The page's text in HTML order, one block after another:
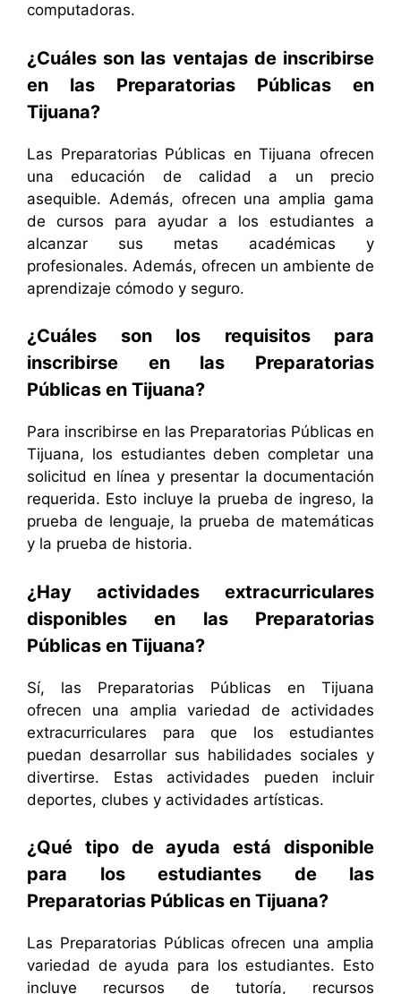
computadoras.
¿Cuáles son las ventajas de inscribirse
en las Preparatorias Públicas en
Tijuana?
Las Preparatorias Públicas en Tijuana ofrecen
una educación de calidad a un precio
asequible. Además, ofrecen una amplia gama
de cursos para ayudar a los estudiantes a
alcanzar sus metas académicas y
profesionales. Además, ofrecen un ambiente de
aprendizaje cómodo y seguro.
¿Cuáles son los requisitos para
inscribirse en las Preparatorias
Públicas en Tijuana?
Para inscribirse en las Preparatorias Públicas en
Tijuana, los estudiantes deben completar una
solicitud en línea y presentar la documentación
requerida. Esto incluye la prueba de ingreso, la
prueba de lenguaje, la prueba de matemáticas
y la prueba de historia.
¿Hay actividades extracurriculares
disponibles en las Preparatorias
Públicas en Tijuana?
Sí, las Preparatorias Públicas en Tijuana
ofrecen una amplia variedad de actividades
extracurriculares para que los estudiantes
puedan desarrollar sus habilidades sociales y
divertirse. Estas actividades pueden incluir
deportes, clubes y actividades artísticas.
¿Qué tipo de ayuda está disponible
para los estudiantes de las
Preparatorias Públicas en Tijuana?
Las Preparatorias Públicas ofrecen una amplia
variedad de ayuda para los estudiantes. Esto
incluye recursos de tutoría, recursos